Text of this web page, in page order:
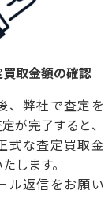
取金額の確認
、弊社で査定を
が完了すると、
式な査定買取金
します。
ル返信をお願い